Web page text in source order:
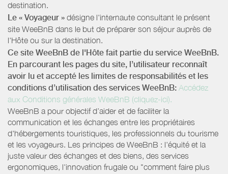
destination.
Le « Voyageur » désigne l'internaute consultant le présent
site WeeBnB dans le but de préparer son séjour auprès de
l'Hôte ou sur la destination.
Ce site WeeBnB de l'Hôte fait partie du service WeeBnB.
En parcourant les pages du site, l’utilisateur reconnaît
avoir lu et accepté les limites de responsabilités et les
conditions d’utilisation des services WeeBnB: Accédez
aux Conditions générales WeeBnB (cliquez-ici).
WeeBnB a pour objectif d’aider et de faciliter la
communication et les échanges entre les propriétaires
d'hébergements touristiques, les professionnels du tourisme
et les voyageurs. Les principes de WeeBnB : l'équité et la
juste valeur des échanges et des biens, des services
ergonomiques, l'innovation frugale ou "comment faire plus